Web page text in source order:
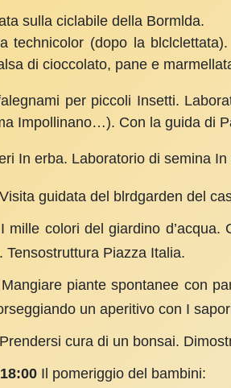
sulla ciclabile della Bormlda.
technicolor (dopo la
di cioccolato, pane e
per piccoli Inset­ti.
Impollinano…). Con la guida di
In erba. Laboratorio di semina
Visita guidata del blrdgarden del
I mille colori del giardino
Tensostruttura Piazza Italia.
Mangiare piante spontanee con
un aperitivo con I
Prendersi cura di un bonsai.
Il pomeriggio del bambini: